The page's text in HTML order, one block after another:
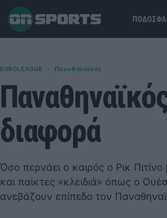
EUROLEAGUE · Παναθηναϊκός
διαφορά
Όσο περνάει ο καιρός ο Ρικ
και παίκτες «κλειδιά» όπως ο
ανεβάζουν επίπεδο τον